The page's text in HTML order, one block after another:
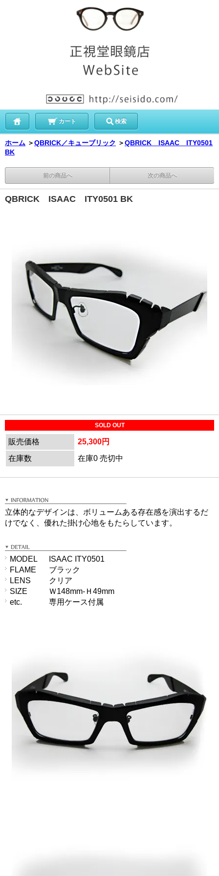
カート 検索
ホーム ＞QBRICK／キューブリック ＞QBRICK ISAAC ITY0501
BK
前の商品へ 次の商品へ
QBRICK ISAAC ITY0501 BK
SOLD OUT
販売価格
25,300円
在庫数
在庫0 売切中
立体的なデザインは、ボリュームある存在感を演出するだ
けでなく、優れた掛け心地をもたらしています。
MODEL
ISAAC ITY0501
FLAME
ブラック
LENS
クリア
SIZE
Ｗ148mm-Ｈ49mm
etc.
専用ケース付属